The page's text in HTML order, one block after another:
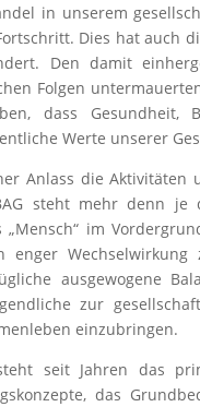
in unserem
Dies hat auch
Den damit
Folgen
dass Gesundheit,
Werte unserer
Anlass die Aktivitäten
steht mehr denn je
„Mensch“ im
enger
ausgewogene
zur
einzubringen.
seit Jahren das
das